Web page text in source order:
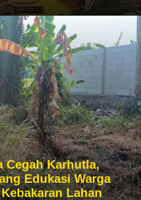
Cegah Karhutla,
Edukasi Warga
Lahan